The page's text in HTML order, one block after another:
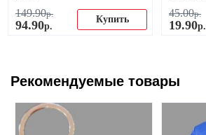
149.90р.
94.90р.
Купить
45.00р.
19.90р.
Рекомендуемые товары